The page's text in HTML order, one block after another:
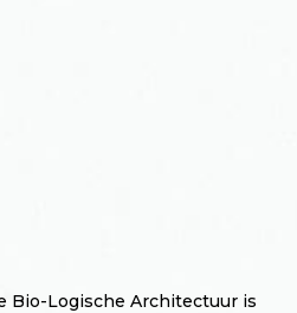
Bio-Logische Architectuur is